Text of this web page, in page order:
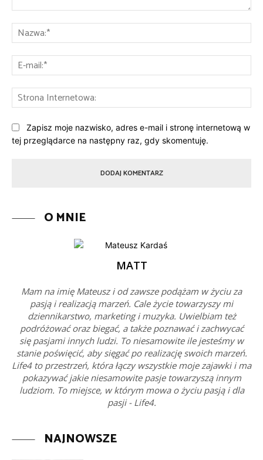
Zapisz moje nazwisko, adres e-mail i stronę internetową w
tej przeglądarce na następny raz, gdy skomentuję.
O MNIE
MATT
Mam na imię Mateusz i od zawsze podążam w życiu za
pasją i realizacją marzeń. Cale życie towarzyszy mi
dziennikarstwo, marketing i muzyka. Uwielbiam też
podróżować oraz biegać, a także poznawać i zachwycać
się pasjami innych ludzi. To niesamowite ile jesteśmy w
stanie poświęcić, aby sięgać po realizację swoich marzeń.
Life4 to przestrzeń, która łączy wszystkie moje zajawki i ma
pokazywać jakie niesamowite pasje towarzyszą innym
ludziom. To miejsce, w którym mowa o życiu pasją i dla
pasji - Life4.
NAJNOWSZE